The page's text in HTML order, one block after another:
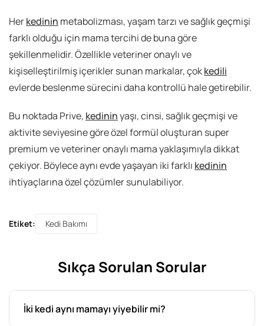
Herkedinin metabolizması, yaşam tarzı ve sağlık geçmişi
farklı olduğu için mama tercihi de buna göre
şekillenmelidir. Özellikle veteriner onaylı ve
kişiselleştirilmiş içerikler sunan markalar, çokkedili
evlerde beslenme sürecini daha kontrollü hale getirebilir.
Bu noktada Prive, kedininyaşı, cinsi, sağlık geçmişi ve
aktivite seviyesine göre özel formül oluşturan super
premium ve veteriner onaylı mama yaklaşımıyla dikkat
çekiyor. Böylece aynı evde yaşayan iki farklı kedinin
ihtiyaçlarına özel çözümler sunulabiliyor.
Etiket: Kedi Bakımı
Sıkça Sorulan Sorular
İki kedi aynı mamayı yiyebilir mi?